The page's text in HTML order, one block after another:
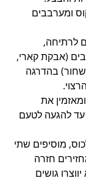
ומערבבים
לרתיחה,
(אבקת קארי,
בהדרגה
את
עד להגעה לטעם
מוסיפים שתי
חזרה
גושים